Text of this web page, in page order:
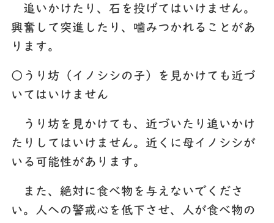
追いかけたり、石を投げてはいけません。
興奮して突進したり、噛みつかれることがあ
ります。
○うり坊（イノシシの子）を見かけても近づ
いてはいけません
うり坊を見かけても、近づいたり追いかけ
たりしてはいけません。近くに母イノシシが
いる可能性があります。
また、絶対に食べ物を与えないでくださ
い。人への警戒心を低下させ、人が食べ物の